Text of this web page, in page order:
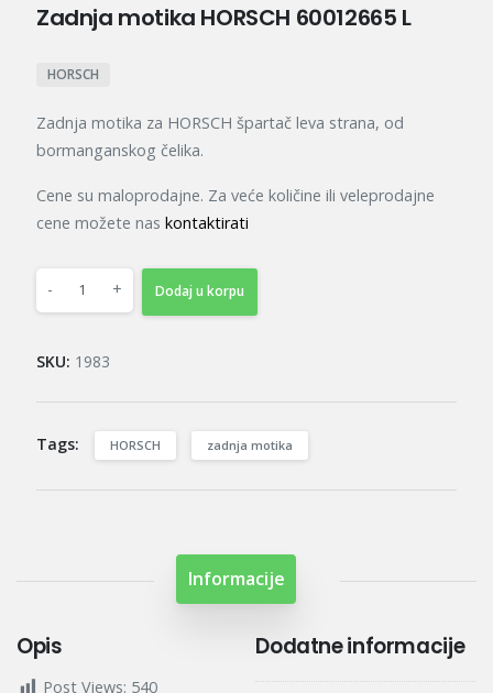
Zadnja motika HORSCH 60012665 L
HORSCH
Zadnja motika za HORSCH špartač leva strana, od
bormanganskog čelika.
Cene su maloprodajne. Za veće količine ili veleprodajne
cene možete nas kontaktirati
- + Dodaj u korpu
SKU: 1983
Tags: HORSCH zadnja motika
Informacije
Opis
Post Views: 540
Dodatne informacije